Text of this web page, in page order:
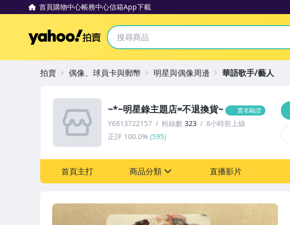
首頁購物中心帳務中心信箱App下載
Yahoo拍賣
~*~明星錄主題店=不退換貨~ 實名驗證
Y6813722157 粉絲數 323
8小時前上線
正評 100.0% (595)
首頁主打 商品分類
古董、藝術與礦石
直播影片
拍賣 偶像、球員卡與郵幣 明星與偶像周邊 華語歌手/藝人